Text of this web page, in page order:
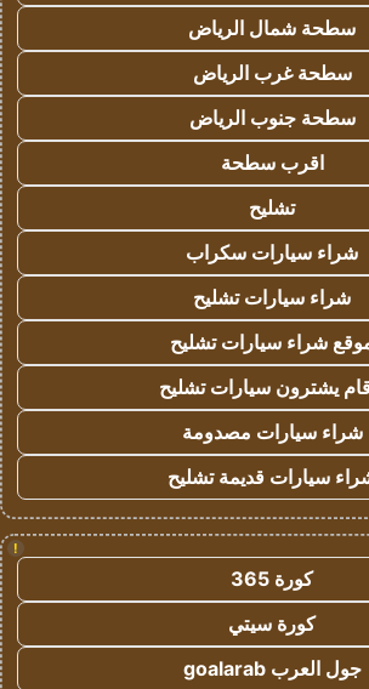
سطحة شمال الرياض
سطحة غرب الرياض
سطحة جنوب الرياض
اقرب سطحة
تشليح
شراء سيارات سكراب
شراء سيارات تشليح
شراء سيارات تشليح
يشترون سيارات تشليح
شراء سيارات مصدومة
سيارات قديمة تشليح
!
كورة 365
كورة سيتي
جول العرب goalarab